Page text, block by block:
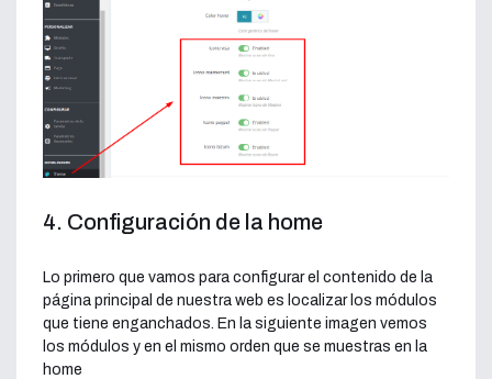
4. Configuración de la home
Lo primero que vamos para configurar el contenido de la
página principal de nuestra web es localizar los módulos
que tiene enganchados. En la siguiente imagen vemos
los módulos y en el mismo orden que se muestras en la
home